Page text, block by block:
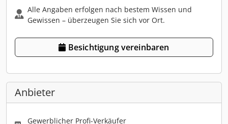
Alle Angaben erfolgen nach bestem Wissen und
Gewissen – überzeugen Sie sich vor Ort.
Besichtigung vereinbaren
Anbieter
Gewerblicher Profi-Verkäufer